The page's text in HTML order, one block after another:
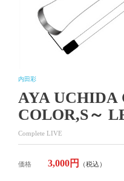
内田彩
AYA UCHIDA
COLOR,S～
Complete LIVE
価格 3,000円 （税込）